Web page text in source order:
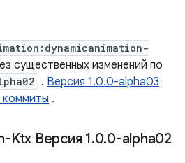
существенных изменений по
. Версия 1.0.0-alpha03
.
Ktx Версия 1.0.0-alpha02